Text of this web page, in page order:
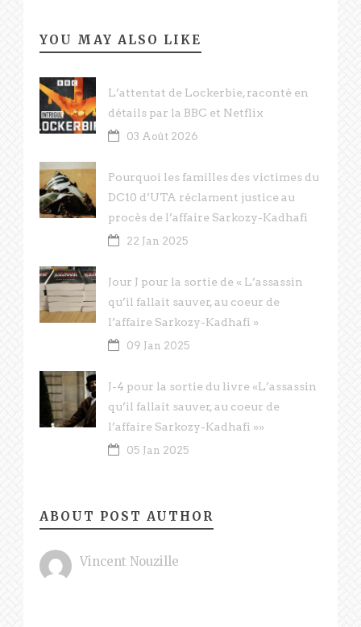
YOU MAY ALSO LIKE
L’attentat de Lockerbie, raconté en
détails par la BBC et Netflix
03 Août 2026
Pourquoi les familles des victimes du
DC10 d’UTA réclament justice au
procès de l’affaire Sarkozy-Kadhafi
22 Jan 2025
Jour J pour la sortie de « L’assassin
qu’il fallait sauver, au coeur de
l’affaire Sarkozy-Kadhafi »
09 Jan 2025
J-4 pour la sortie du livre «L’assassin
qu’il fallait sauver, au coeur de
l’affaire Sarkozy-Kadhafi »»
05 Jan 2025
ABOUT POST AUTHOR
Vincent Nouzille